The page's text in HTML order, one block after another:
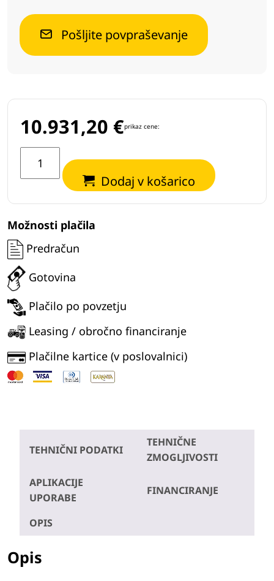
Pošljite povpraševanje
10.931,20 €prikaz cene:
žlica
Star
3-
100MAX
količina
Dodaj v košarico
Možnosti plačila
Predračun
Gotovina
Plačilo po povzetju
Leasing / obročno financiranje
Plačilne kartice (v poslovalnici)
OPIS
TEHNIČNI PODATKI
TEHNIČNE
ZMOGLJIVOSTI
APLIKACIJE
UPORABE
FINANCIRANJE
Opis